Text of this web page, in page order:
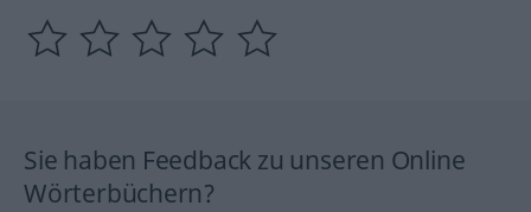
Sie haben Feedback zu unseren Online
Wörterbüchern?